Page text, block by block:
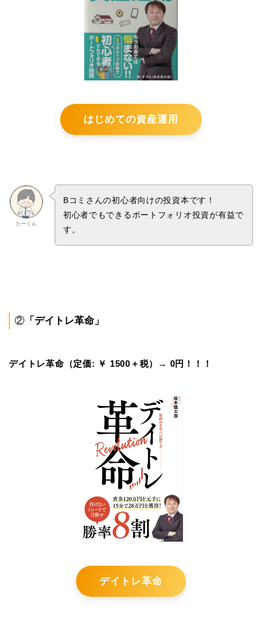
はじめての資産運用
たーくん
Bコミさんの初心者向けの投資本です！
初心者でもできるポートフォリオ投資が有益で
す。
② 「 デイトレ革命 」
デイトレ革命（定価: ￥ 1500＋税）→ 0円！！！
デイトレ革命